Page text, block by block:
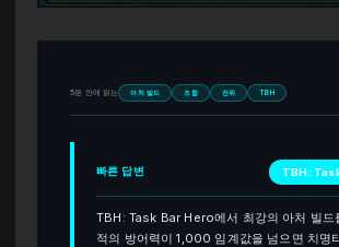
5분 안에 읽는 아처 빌드 조합 전위 TBH
빠른 답변 TBH:
TBH: Task Bar Hero에서 최강의 아처 빌드
적의 방어력이 1,000 임계값을 넘으면 치명